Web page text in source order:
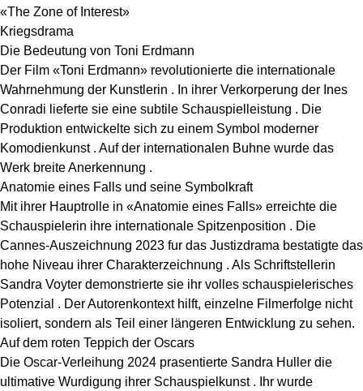
«The Zone of Interest»
Kriegsdrama
Die Bedeutung von Toni Erdmann
Der Film «Toni Erdmann» revolutionierte die internationale
Wahrnehmung der Kunstlerin . In ihrer Verkorperung der Ines
Conradi lieferte sie eine subtile Schauspielleistung . Die
Produktion entwickelte sich zu einem Symbol moderner
Komodienkunst . Auf der internationalen Buhne wurde das
Werk breite Anerkennung .
Anatomie eines Falls und seine Symbolkraft
Mit ihrer Hauptrolle in «Anatomie eines Falls» erreichte die
Schauspielerin ihre internationale Spitzenposition . Die
Cannes-Auszeichnung 2023 fur das Justizdrama bestatigte das
hohe Niveau ihrer Charakterzeichnung . Als Schriftstellerin
Sandra Voyter demonstrierte sie ihr volles schauspielerisches
Potenzial . Der Autorenkontext hilft, einzelne Filmerfolge nicht
isoliert, sondern als Teil einer längeren Entwicklung zu sehen.
Auf dem roten Teppich der Oscars
Die Oscar-Verleihung 2024 prasentierte Sandra Huller die
ultimative Wurdigung ihrer Schauspielkunst . Ihr wurde